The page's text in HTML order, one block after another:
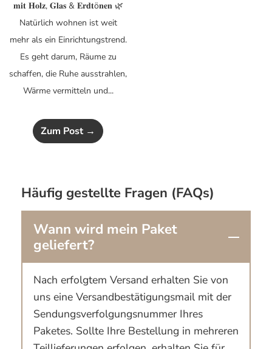
𝐦𝐢𝐭 𝐇𝐨𝐥𝐳, 𝐆𝐥𝐚𝐬 & 𝐄𝐫𝐝𝐭ö𝐧𝐞𝐧 🌿
Natürlich wohnen ist weit
mehr als ein Einrichtungstrend.
Es geht darum, Räume zu
schaffen, die Ruhe ausstrahlen,
Wärme vermitteln und...
Zum Post →
Häufig gestellte Fragen (FAQs)
Wann wird mein Paket
geliefert?
Nach erfolgtem Versand erhalten Sie von
uns eine Versandbestätigungsmail mit der
Sendungsverfolgungsnummer Ihres
Paketes. Sollte Ihre Bestellung in mehreren